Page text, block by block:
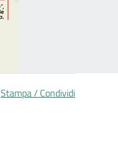
Stampa / Condividi